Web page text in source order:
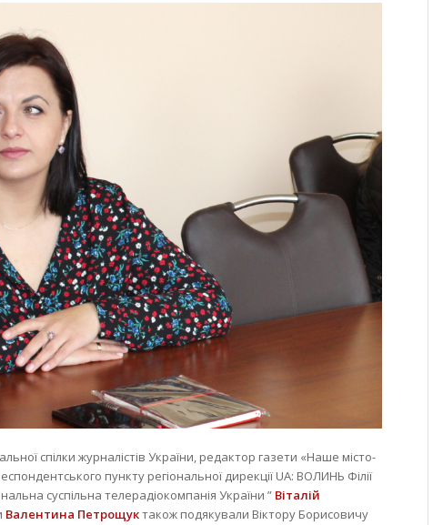
спілки журналістів України, редактор газети «Наше місто-
пункту регіональної дирекції UA: ВОЛИНЬ Філії
суспільна телерадіокомпанія України ” Віталій
Валентина Петрощуктакож подякували Віктору Борисовичу